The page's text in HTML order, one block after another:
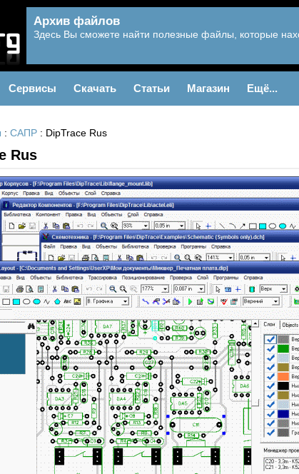
Архив файлов
Здесь Вы сможете найти полезные файлы, которые
Сервисы Скачать Статьи Магазин Ещё...
: САПР : DipTrace Rus
Rus